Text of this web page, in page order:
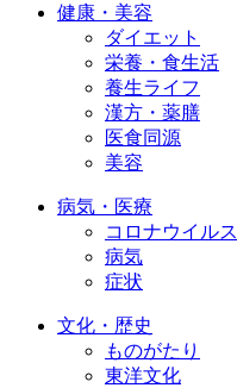
健康・美容
ダイエット
栄養・食生活
養生ライフ
漢方・薬膳
医食同源
美容
病気・医療
コロナウイルス
病気
症状
文化・歴史
ものがたり
東洋文化